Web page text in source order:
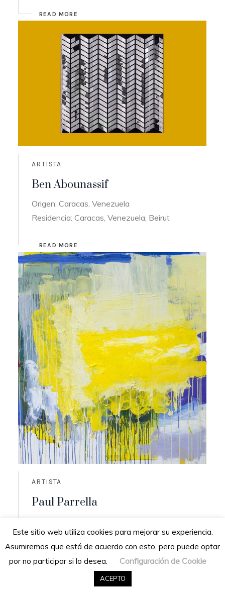
READ MORE
ARTISTA
Ben Abounassif
Origen: Caracas, Venezuela
Residencia: Caracas, Venezuela, Beirut
READ MORE
ARTISTA
Paul Parrella
Residencia: San Diego de los altos,
Venezuela
Este sitio web utiliza cookies para mejorar su experiencia.
Asumiremos que está de acuerdo con esto, pero puede optar
por no participar si lo desea.
Configuración de Cookie
ACEPTO